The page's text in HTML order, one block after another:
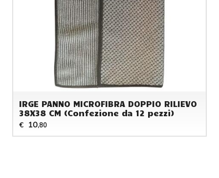
IRGE PANNO MICROFIBRA DOPPIO RILIEVO
38X38 CM (Confezione da 12 pezzi)
€ 10,80